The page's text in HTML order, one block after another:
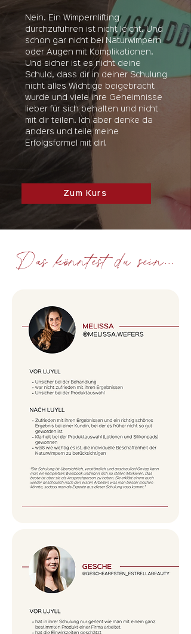
Nein. Ein Wimpernlifting
durchzuführen ist nicht leicht. Und
schon gar nicht bei Naturwimpern
oder Augen mit Komplikationen.
Und sicher ist es nicht deine
Schuld, dass dir in deiner Schulung
nicht alles Wichtige beigebracht
wurde und viele ihre Geheimnisse
lieber für sich behalten und nicht
mit dir teilen. Ich aber denke da
anders und teile meine
Erfolgsformel mit dir!
Zum Kurs
Das könntest du sein...